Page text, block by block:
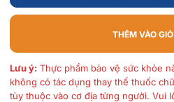
THÊM VÀO
Lưu ý: Thực phẩm bảo vệ sức khỏe
không có tác dụng thay thế thuốc
tùy thuộc vào cơ địa từng người. Vui